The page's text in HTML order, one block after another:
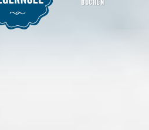
Fachmarkt Stettner GmbH
BUCHEN